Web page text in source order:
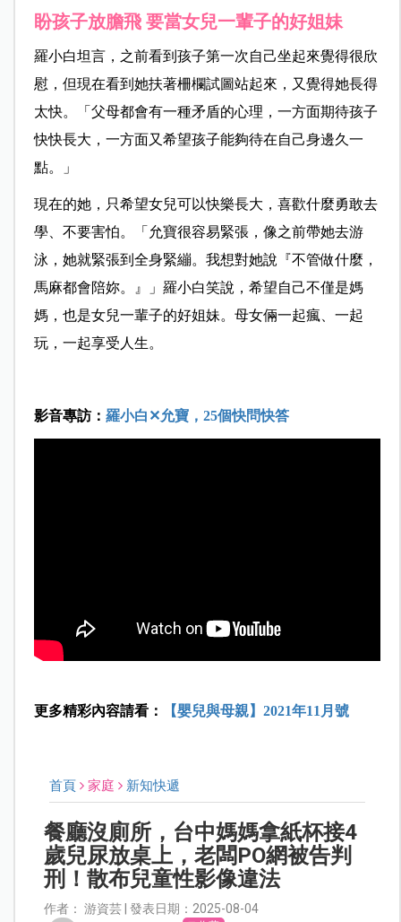
盼孩子放膽飛 要當女兒一輩子的好姐妹
羅小白坦言，之前看到孩子第一次自己坐起來覺得很欣
慰，但現在看到她扶著柵欄試圖站起來，又覺得她長得
太快。「父母都會有一種矛盾的心理，一方面期待孩子
快快長大，一方面又希望孩子能夠待在自己身邊久一
點。」
現在的她，只希望女兒可以快樂長大，喜歡什麼勇敢去
學、不要害怕。「允寶很容易緊張，像之前帶她去游
泳，她就緊張到全身緊繃。我想對她說『不管做什麼，
馬麻都會陪妳。』」羅小白笑說，希望自己不僅是媽
媽，也是女兒一輩子的好姐妹。母女倆一起瘋、一起
玩，一起享受人生。
影音專訪： 羅小白 ✕允寶，25個快問快答
更多精彩內容請看： 【嬰兒與母親】2021年11月號
首頁 家庭 新知快遞
餐廳沒廁所，台中媽媽拿紙杯接4
歲兒尿放桌上，老闆PO網被告判
刑！散布兒童性影像違法
作者： 游資芸 | 發表日期：2025-08-04